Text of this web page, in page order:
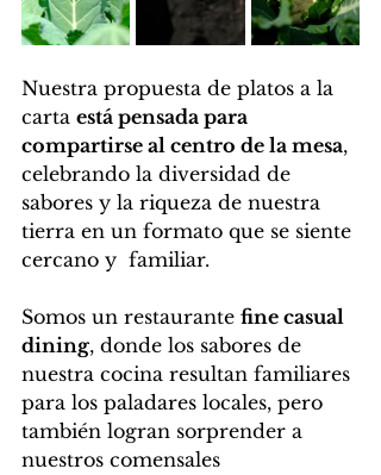
Nuestra propuesta de platos a la
carta está pensada para
compartirse al centro de la mesa,
celebrando la diversidad de
sabores y la riqueza de nuestra
tierra en un formato que se siente
cercano y  familiar.
Somos un restaurante fine casual
dining, donde los sabores de
nuestra cocina resultan familiares
para los paladares locales, pero
también logran sorprender a
nuestros comensales